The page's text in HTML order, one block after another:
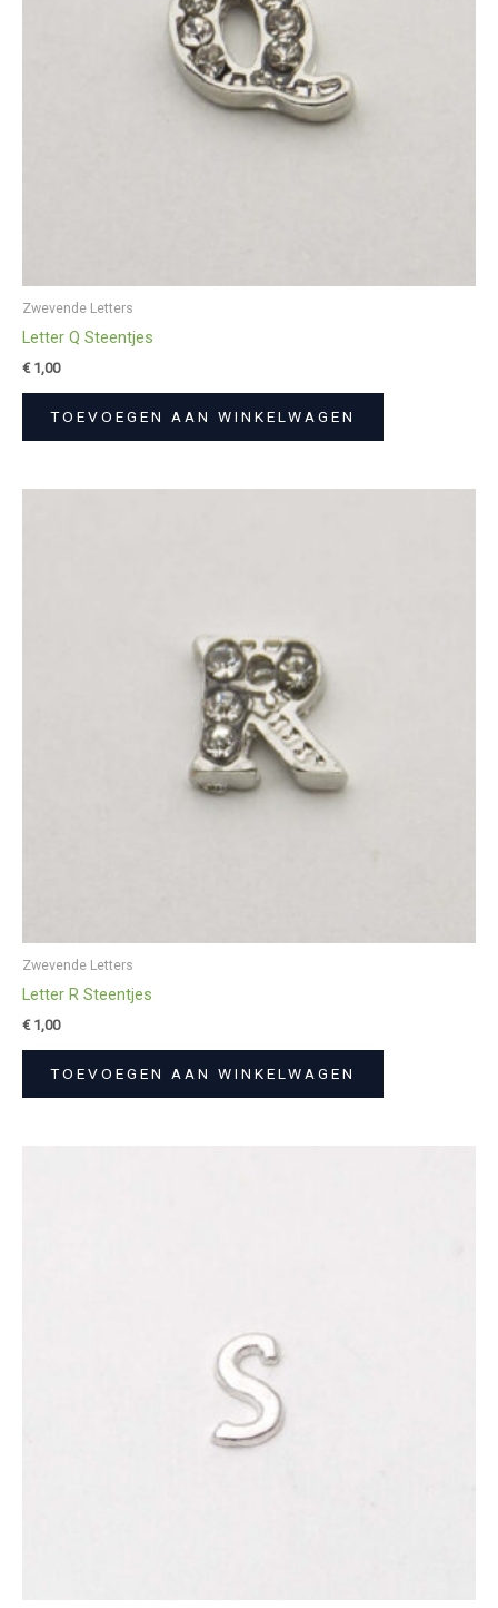
Zwevende Letters
Letter Q Steentjes
€1,00
TOEVOEGEN AAN WINKELWAGEN
Zwevende Letters
Letter R Steentjes
€1,00
TOEVOEGEN AAN WINKELWAGEN